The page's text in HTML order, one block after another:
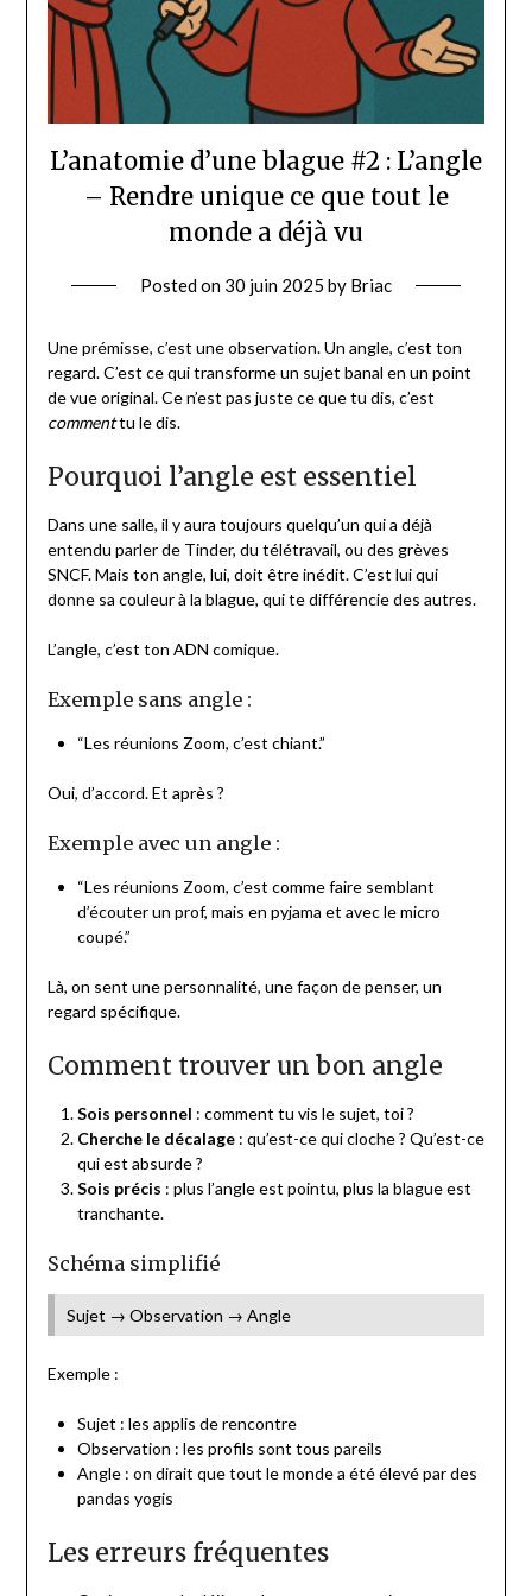
L’anatomie d’une blague #2 : L’angle
– Rendre unique ce que tout le
monde a déjà vu
Posted on 30 juin 2025 by Briac
Une prémisse, c’est une observation. Un angle, c’est ton
regard. C’est ce qui transforme un sujet banal en un point
de vue original. Ce n’est pas juste ce que tu dis, c’est
commenttu le dis.
Pourquoi l’angle est essentiel
Dans une salle, il y aura toujours quelqu’un qui a déjà
entendu parler de Tinder, du télétravail, ou des grèves
SNCF. Mais ton angle, lui, doit être inédit. C’est lui qui
donne sa couleur à la blague, qui te différencie des autres.
L’angle, c’est ton ADN comique.
Exemple sans angle :
“Les réunions Zoom, c’est chiant.”
Oui, d’accord. Et après ?
Exemple avec un angle :
“Les réunions Zoom, c’est comme faire semblant
d’écouter un prof, mais en pyjama et avec le micro
coupé.”
Là, on sent une personnalité, une façon de penser, un
regard spécifique.
Comment trouver un bon angle
Sois personnel : comment tu vis le sujet, toi ?
Cherche le décalage: qu’est-ce qui cloche ? Qu’est-ce
qui est absurde ?
Sois précis : plus l’angle est pointu, plus la blague est
tranchante.
Schéma simplifié
Sujet → Observation → Angle
Exemple :
Sujet : les applis de rencontre
Observation : les profils sont tous pareils
Angle : on dirait que tout le monde a été élevé par des
pandas yogis
Les erreurs fréquentes